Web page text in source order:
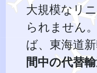
大規模なリ
られません
ば、東海道
間中の代替